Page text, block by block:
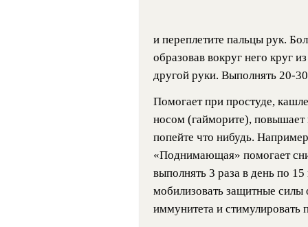
и переплетите пальцы рук.
образовав вокруг него круг
другой руки. Выполнять 20-
Помогает при простуде,
носом (гайморите),
попейте что нибудь.
«Поднимающая» помогает
выполнять 3 раза в день по
мобилизовать защитные
иммунитета и стимулировать